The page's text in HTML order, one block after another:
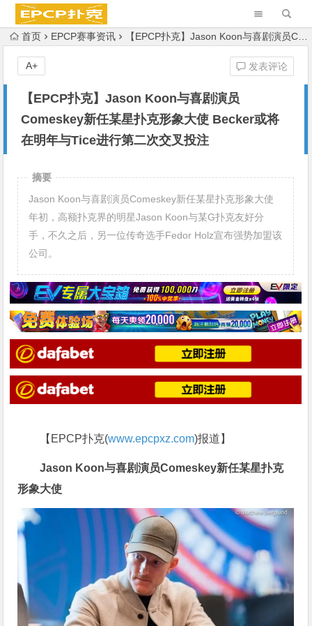
首页 EPCP赛事资讯 【EPCP扑克】Jason Koon与喜剧演员Comeskey新任某星扑克形象大使 Becker或将在明年与Tice进行第二次交叉投注
【EPCP扑克】Jason Koon与喜剧演员
Comeskey新任某星扑克形象大使 Becker或将
在明年与Tice进行第二次交叉投注
发表评论
A+
摘要
Jason Koon与喜剧演员Comeskey新任某星扑克形象大使
年初，高额扑克界的明星Jason Koon与某G扑克友好分
手，不久之后，另一位传奇选手Fedor Holz宣布强势加盟该
公司。
【EPCP扑克(www.epcpxz.com)报道】
Jason Koon与喜剧演员Comeskey新任某星扑克
形象大使